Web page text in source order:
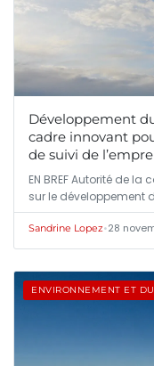
Développement
cadre innovant
de suivi de
dans la grande
EN BREF Autorité de
sur le développement
Sandrine Lopez•28
ENVIRONNEMENT ET